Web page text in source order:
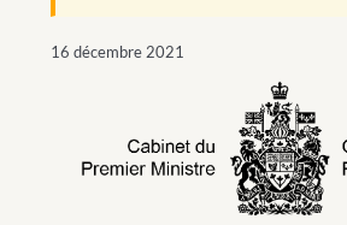
16 décembre 2021